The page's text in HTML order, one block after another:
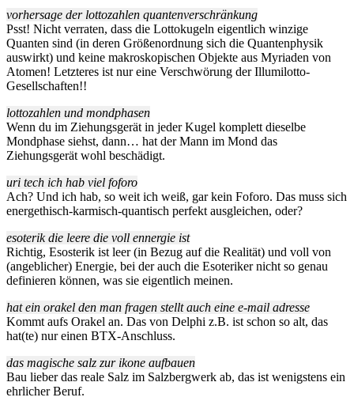
vorhersage der lottozahlen quantenverschränkung
Psst! Nicht verraten, dass die Lottokugeln eigentlich winzige
Quanten sind (in deren Größenordnung sich die Quantenphysik
auswirkt) und keine makroskopischen Objekte aus Myriaden von
Atomen! Letzteres ist nur eine Verschwörung der Illumilotto-
Gesellschaften!!
lottozahlen und mondphasen
Wenn du im Ziehungsgerät in jeder Kugel komplett dieselbe
Mondphase siehst, dann… hat der Mann im Mond das
Ziehungsgerät wohl beschädigt.
uri tech ich hab viel foforo
Ach? Und ich hab, so weit ich weiß, gar kein Foforo. Das muss sich
energethisch-karmisch-quantisch perfekt ausgleichen, oder?
esoterik die leere die voll ennergie ist
Richtig, Esosterik ist leer (in Bezug auf die Realität) und voll von
(angeblicher) Energie, bei der auch die Esoteriker nicht so genau
definieren können, was sie eigentlich meinen.
hat ein orakel den man fragen stellt auch eine e-mail adresse
Kommt aufs Orakel an. Das von Delphi z.B. ist schon so alt, das
hat(te) nur einen BTX-Anschluss.
das magische salz zur ikone aufbauen
Bau lieber das reale Salz im Salzbergwerk ab, das ist wenigstens ein
ehrlicher Beruf.